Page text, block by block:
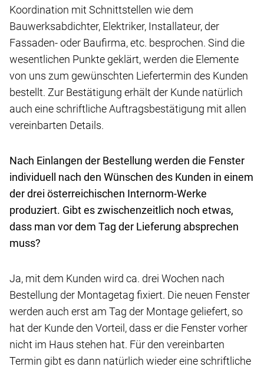
Koordination mit Schnittstellen wie dem
Bauwerksabdichter, Elektriker, Installateur, der
Fassaden- oder Baufirma, etc. besprochen. Sind die
wesentlichen Punkte geklärt, werden die Elemente
von uns zum gewünschten Liefertermin des Kunden
bestellt. Zur Bestätigung erhält der Kunde natürlich
auch eine schriftliche Auftragsbestätigung mit allen
vereinbarten Details.
Nach Einlangen der Bestellung werden die Fenster
individuell nach den Wünschen des Kunden in einem
der drei österreichischen Internorm-Werke
produziert. Gibt es zwischenzeitlich noch etwas,
dass man vor dem Tag der Lieferung absprechen
muss?
Ja, mit dem Kunden wird ca. drei Wochen nach
Bestellung der Montagetag fixiert. Die neuen Fenster
werden auch erst am Tag der Montage geliefert, so
hat der Kunde den Vorteil, dass er die Fenster vorher
nicht im Haus stehen hat. Für den vereinbarten
Termin gibt es dann natürlich wieder eine schriftliche